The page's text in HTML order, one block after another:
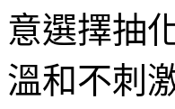
意選擇抽
溫和不刺